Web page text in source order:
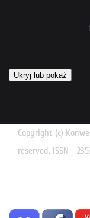
Ukryj lub pokaż
Copyright (c)
reserved. ISSN -